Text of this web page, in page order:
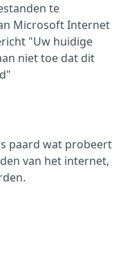
te
Microsoft Internet
"Uw huidige
niet toe dat dit
paard wat probeert
van het internet,